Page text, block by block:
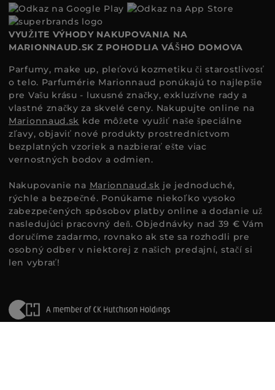
VYUŽITE VÝHODY NAKUPOVANIA NA
MARIONNAUD.SK Z POHODLIA VÁŠHO DOMOVA
Parfumy, make up, pleťovú kozmetiku či starostlivosť
o telo. Parfumérie Marionnaud ponúkajú to najlepšie
pre Vašu krásu - luxusné značky, exkluzívne rady a
vlastné značky za skvelé ceny. Nakupujte online na
Marionnaud.sk kde môžete využiť naše špeciálne
zľavy, objaviť nové produkty prostredníctvom
bezplatných vzoriek a nazbierať ešte viac
vernostných bodov a odmien.
Nakupovanie na Marionnaud.sk je jednoduché,
rýchle a bezpečné. Ponúkame niekoľko vysoko
zabezpečených spôsobov platby online a dodanie už
nasledujúci pracovný deň. Objednávky nad 39 € Vám
doručíme zadarmo, rovnako ak ste sa rozhodli pre
osobný odber v niektorej z našich predajní, stačí si
len vybrať!